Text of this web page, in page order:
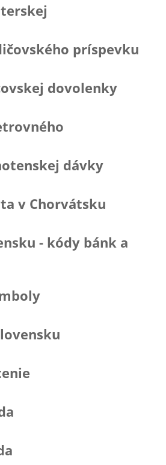
príspevku
dovolenky
dávky
v Chorvátsku
- kódy bánk a